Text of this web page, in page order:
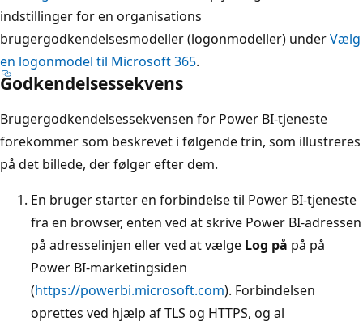
indstillinger for en organisations
brugergodkendelsesmodeller (logonmodeller) underVælg
en logonmodel til Microsoft 365.
Godkendelsessekvens
Brugergodkendelsessekvensen for Power BI-tjeneste
forekommer som beskrevet i følgende trin, som illustreres
på det billede, der følger efter dem.
En bruger starter en forbindelse til Power BI-tjeneste
fra en browser, enten ved at skrive Power BI-adressen
på adresselinjen eller ved at vælge Log på på på
Power BI-marketingsiden
(https://powerbi.microsoft.com). Forbindelsen
oprettes ved hjælp af TLS og HTTPS, og al